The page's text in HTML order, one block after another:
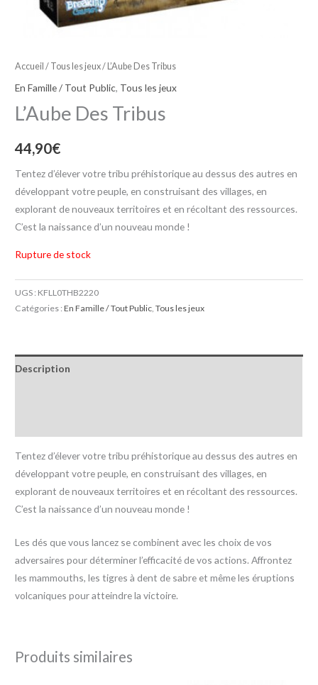
Accueil / Tous les jeux/ L’Aube Des Tribus
En Famille / Tout Public, Tous les jeux
L’Aube Des Tribus
44,90€
Tentez d’élever votre tribu préhistorique au dessus des autres en
développant votre peuple, en construisant des villages, en
explorant de nouveaux territoires et en récoltant des ressources.
C’est la naissance d’un nouveau monde !
Rupture de stock
UGS : KFLL0THB2220
Catégories :En Famille / Tout Public ,Tous les jeux
Description
Tentez d’élever votre tribu préhistorique au dessus des autres en
développant votre peuple, en construisant des villages, en
explorant de nouveaux territoires et en récoltant des ressources.
C’est la naissance d’un nouveau monde !
Les dés que vous lancez se combinent avec les choix de vos
adversaires pour déterminer l’efficacité de vos actions. Affrontez
les mammouths, les tigres à dent de sabre et même les éruptions
volcaniques pour atteindre la victoire.
Produits similaires